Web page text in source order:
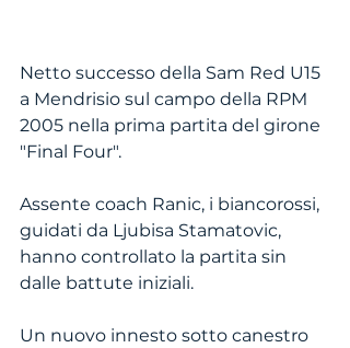
Netto successo della Sam Red U15
a Mendrisio sul campo della RPM
2005 nella prima partita del girone
"Final Four".
Assente coach Ranic, i biancorossi,
guidati da Ljubisa Stamatovic,
hanno controllato la partita sin
dalle battute iniziali.
Un nuovo innesto sotto canestro